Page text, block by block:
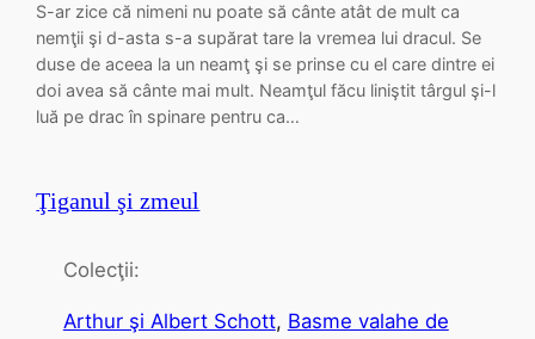
S-ar zice că nimeni nu poate să cânte atât de mult ca
nemţii şi d-asta s-a supărat tare la vremea lui dracul. Se
duse de aceea la un neamţ şi se prinse cu el care dintre ei
doi avea să cânte mai mult. Neamţul făcu liniştit târgul şi-l
luă pe drac în spinare pentru ca…
Ţiganul şi zmeul
Colecţii:
Arthur şi Albert Schott, Basme valahe de